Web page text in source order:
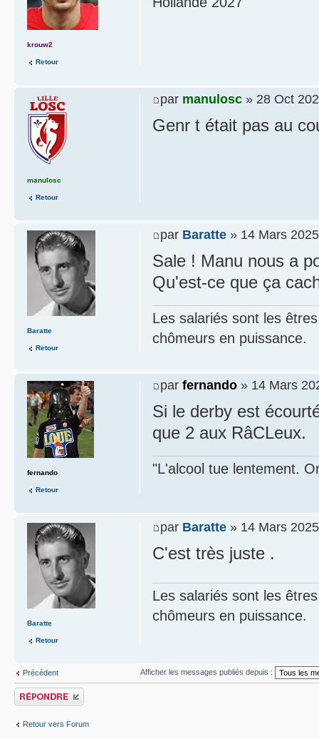
krouw2
Retour
par manulosc » 28 Oct
Genr t était pas au
manulosc
Retour
par Baratte » 14 Mars
Sale ! Manu nous a
Qu'est-ce que ça
Les salariés sont les
chômeurs en puissance.
Baratte
Retour
par fernando » 14 Mars
Si le derby est
que 2 aux RâCLeux.
"L'alcool tue lentement.
fernando
Retour
par Baratte » 14 Mars
C'est très juste .
Les salariés sont les
chômeurs en puissance.
Baratte
Retour
Précédent Afficher les messages publiés depuis :
Publier une réponse
Retour vers Forum